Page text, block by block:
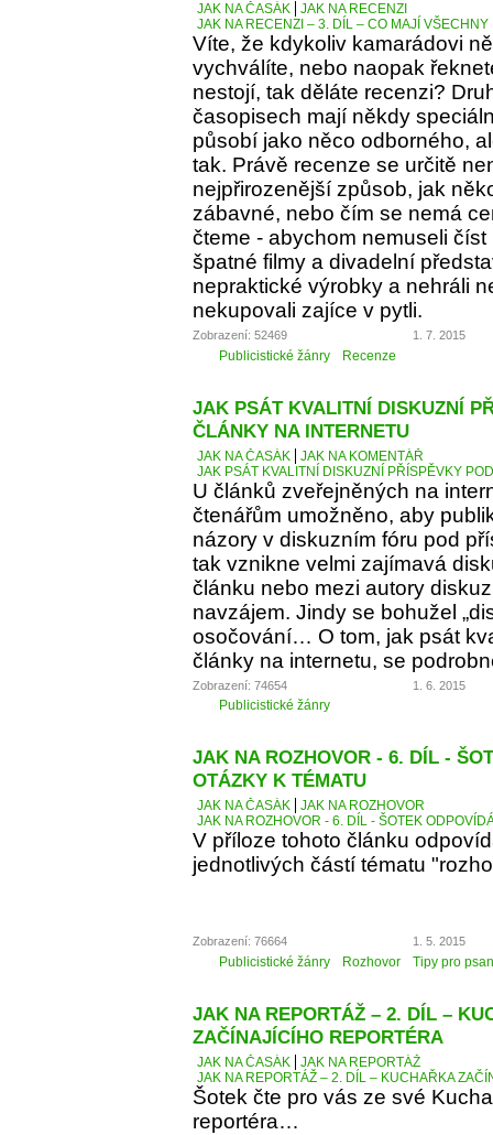
JAK NA ČASÁK
JAK NA RECENZI
JAK NA RECENZI – 3. DÍL – CO MAJÍ
Víte, že kdykoliv kamarádovi
vychválíte, nebo naopak
nestojí, tak děláte recenzi?
časopisech mají někdy
působí jako něco odborného,
tak. Právě recenze se určitě
nejpřirozenější způsob, jak
zábavné, nebo čím se nemá
čteme - abychom nemuseli
špatné filmy a divadelní
nepraktické výrobky a nehráli
nekupovali zajíce v pytli.
Zobrazení: 52469 1. 7. 2015
Publicistické žánry Recenze
JAK PSÁT KVALITNÍ DISKUZNÍ
ČLÁNKY NA INTERNETU
JAK NA ČASÁK
JAK NA KOMENTÁŘ
JAK PSÁT KVALITNÍ DISKUZNÍ PŘÍSPĚVKY
U článků zveřejněných na
čtenářům umožněno, aby
názory v diskuzním fóru pod
tak vznikne velmi zajímavá
článku nebo mezi autory
navzájem. Jindy se bohužel
osočování… O tom, jak psát
články na internetu, se
Zobrazení: 74654 1. 6. 2015
Publicistické žánry
JAK NA ROZHOVOR - 6. DÍL -
OTÁZKY K TÉMATU
JAK NA ČASÁK
JAK NA ROZHOVOR
JAK NA ROZHOVOR - 6. DÍL - ŠOTEK
V příloze tohoto článku
jednotlivých částí tématu
Zobrazení: 76664 1. 5. 2015
Publicistické žánry Rozhovor Tipy pro
JAK NA REPORTÁŽ – 2. DÍL –
ZAČÍNAJÍCÍHO REPORTÉRA
JAK NA ČASÁK
JAK NA REPORTÁŽ
JAK NA REPORTÁŽ – 2. DÍL – KUCHAŘKA
Šotek čte pro vás ze své
reportéra…